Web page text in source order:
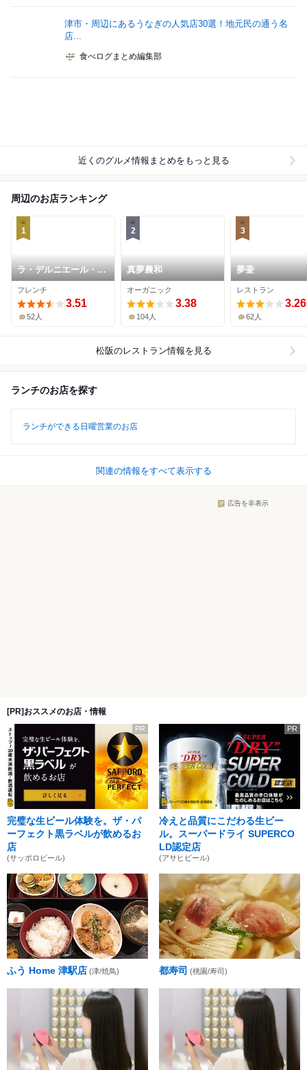
津市・周辺にあるうなぎの人気店30選！地元民の通う名
店...
食べログまとめ編集部
近くのグルメ情報まとめをもっと見る
周辺のお店ランキング
1
ラ・デルニエール・ブ
シエ
フレンチ
3.51
52人
2
真夢農和
オーガニック
3.38
104人
3
夢壷
レストラン
3.26
62人
松阪のレストラン情報を見る
ランチのお店を探す
ランチができる日曜営業のお店
関連の情報をすべて表示する
広告を非表示
[PR]おススメのお店・情報
PR
完璧な生ビール体験を。ザ・パ
ーフェクト黒ラベルが飲めるお
店
(サッポロビール)
PR
冷えと品質にこだわる生ビー
ル。スーパードライ SUPERCO
LD認定店
(アサヒビール)
ふう Home 津駅店 (津/焼鳥) 都寿司 (桃園/寿司)